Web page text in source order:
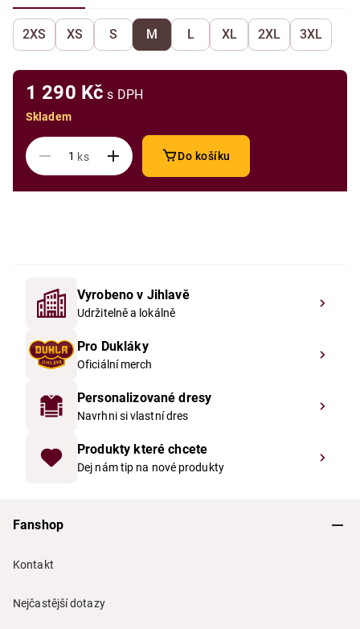
2XS XS S M L XL 2XL 3XL
1 290 Kč s DPH
Skladem
ks Do košíku
Vyrobeno v Jihlavě
Udržitelně a lokálně
Pro Dukláky
Oficiální merch
Personalizované dresy
Navrhni si vlastní dres
Produkty které chcete
Dej nám tip na nové produkty
Fanshop
Kontakt
Nejčastější dotazy